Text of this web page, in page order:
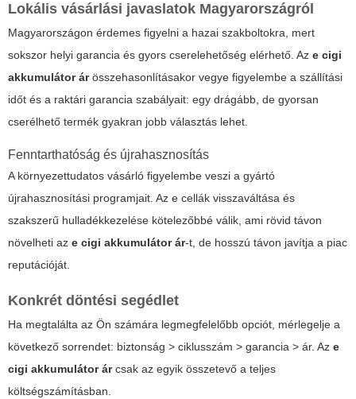
Lokális vásárlási javaslatok Magyarországról
Magyarországon érdemes figyelni a hazai szakboltokra, mert
sokszor helyi garancia és gyors cserelehetőség elérhető. Az e cigi
akkumulátor árösszehasonlításakor vegye figyelembe a szállítási
időt és a raktári garancia szabályait: egy drágább, de gyorsan
cserélhető termék gyakran jobb választás lehet.
Fenntarthatóság és újrahasznosítás
A környezettudatos vásárló figyelembe veszi a gyártó
újrahasznosítási programjait. Az e cellák visszaváltása és
szakszerű hulladékkezelése kötelezőbbé válik, ami rövid távon
növelheti az e cigi akkumulátor ár-t, de hosszú távon javítja a piac
reputációját.
Konkrét döntési segédlet
Ha megtalálta az Ön számára legmegfelelőbb opciót, mérlegelje a
következő sorrendet: biztonság > ciklusszám > garancia > ár. Az e
cigi akkumulátor árcsak az egyik összetevő a teljes
költségszámításban.